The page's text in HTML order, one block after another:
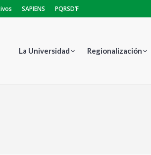
SAPIENS PQRSD’F
La Universidad Regionalización